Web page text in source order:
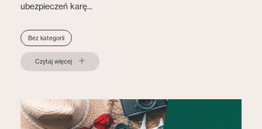
ubezpieczeń karę...
Bez kategorii
Czytaj więcej